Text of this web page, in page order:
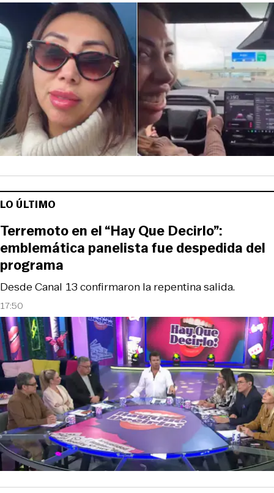
LO ÚLTIMO
17:50
Desde Canal 13 confirmaron la repentina salida.
Terremoto en el “Hay Que Decirlo”:
emblemática panelista fue despedida del
programa